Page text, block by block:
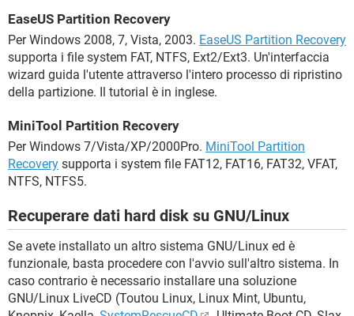
EaseUS Partition Recovery
Per Windows 2008, 7, Vista, 2003. EaseUS Partition Recovery
supporta i file system FAT, NTFS, Ext2/Ext3. Un'interfaccia
wizard guida l'utente attraverso l'intero processo di ripristino
della partizione. Il tutorial è in inglese.
MiniTool Partition Recovery
Per Windows 7/Vista/XP/2000Pro. MiniTool Partition
Recovery supporta i system file FAT12, FAT16, FAT32, VFAT,
NTFS, NTFS5.
Recuperare dati hard disk su GNU/Linux
Se avete installato un altro sistema GNU/Linux ed è
funzionale, basta procedere con l'avvio sull'altro sistema. In
caso contrario è necessario installare una soluzione
GNU/Linux LiveCD (Toutou Linux, Linux Mint, Ubuntu,